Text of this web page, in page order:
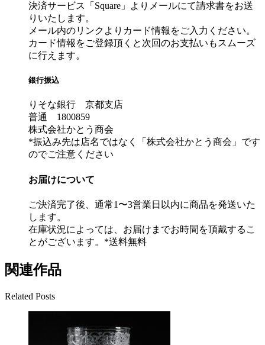
決済サービス「Square」よりメールにて請求書をお送
りいたします。
メール内のリンクよりカード情報をご入力ください。
カード情報をご登録頂くと次回のお支払いもスムーズ
に行えます。
銀行振込
りそな銀行 京都支店
普通 1800859
株式会社かとう商会
*振込み先は店名ではなく「株式会社かとう商会」です
のでご注意ください
お届けについて
ご決済完了後、通常1〜3営業日以内に商品を発送いた
します。
在庫状況によっては、お届けまでお時間を頂戴するこ
とがございます。*送料無料
関連作品
Related Posts